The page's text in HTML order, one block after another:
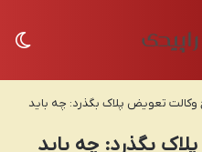
وکالت تعویض پلاک بگذرد: چه باید
بگذرد: چه باید